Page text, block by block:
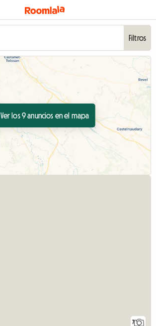
Filtros
Ver los 9 anuncios en el mapa
7